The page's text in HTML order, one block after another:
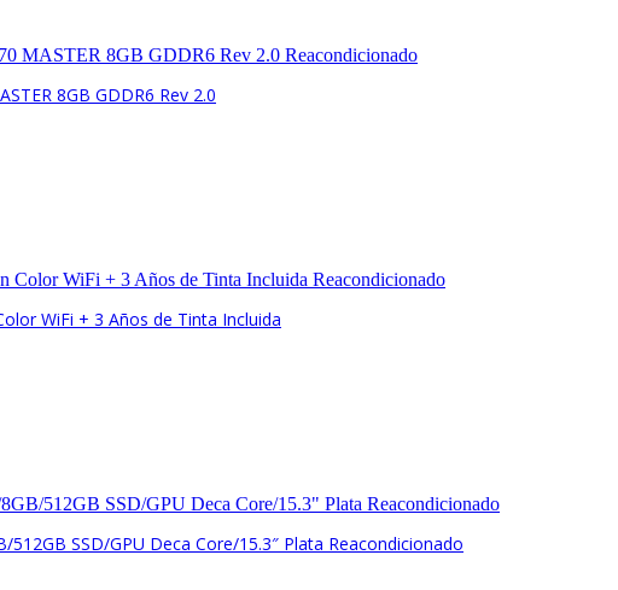
8GB GDDR6 Rev 2.0
WiFi + 3 Años de Tinta Incluida
SSD/GPU Deca Core/15.3″ Plata Reacondicionado